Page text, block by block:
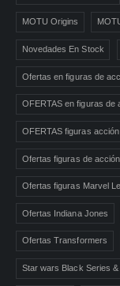
MOTU Origins
Novedades En Stock
Ofertas en figuras de
OFERTAS en figuras de
OFERTAS figuras
Ofertas figuras de
Ofertas figuras Marvel
Ofertas Indiana Jones
Ofertas Transformers
Star wars Black Series &